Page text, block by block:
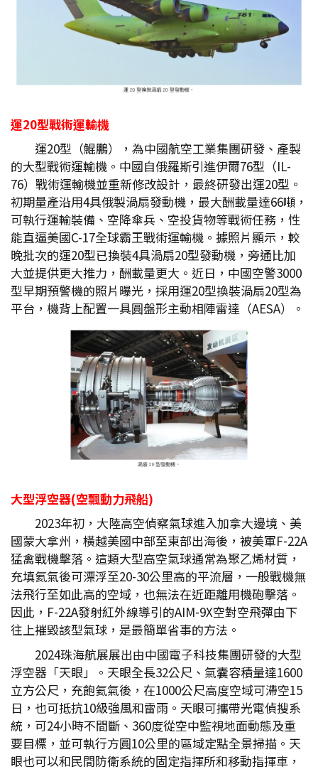
運20型戰術運輸機
運20型（鯤鵬），為中國航空工業集團研發、產製
的大型戰術運輸機。中國自俄羅斯引進伊爾76型（IL-
76）戰術運輸機並重新修改設計，最終研發出運20型。
初期量產沿用4具俄製渦扇發動機，最大酬載量達66噸，
可執行運輸裝備、空降傘兵、空投貨物等戰術任務，性
能直逼美國C-17全球霸王戰術運輸機。據照片顯示，較
晚批次的運20型已換裝4具渦扇20型發動機，旁通比加
大並提供更大推力，酬載量更大。近日，中國空警3000
型早期預警機的照片曝光，採用運20型換裝渦扇20型為
平台，機背上配置一具圓盤形主動相陣雷達（AESA）。
大型浮空器(空飄動力飛船)
2023年初，大陸高空偵察氣球進入加拿大邊境、美
國蒙大拿州，橫越美國中部至東部出海後，被美軍F-22A
猛禽戰機擊落。這類大型高空氣球通常為聚乙烯材質，
充填氦氣後可漂浮至20-30公里高的平流層，一般戰機無
法飛行至如此高的空域，也無法在近距離用機砲擊落。
因此，F-22A發射紅外線導引的AIM-9X空對空飛彈由下
往上摧毀該型氣球，是最簡單省事的方法。
2024珠海航展展出由中國電子科技集團研發的大型
浮空器「天眼」。天眼全長32公尺、氣囊容積量達1600
立方公尺，充飽氦氣後，在1000公尺高度空域可滯空15
日，也可抵抗10級強風和雷雨。天眼可攜帶光電偵搜系
統，可24小時不間斷、360度從空中監視地面動態及重
要目標，並可執行方圓10公里的區域定點全景掃描。天
眼也可以和民間防衛系統的固定指揮所和移動指揮車，